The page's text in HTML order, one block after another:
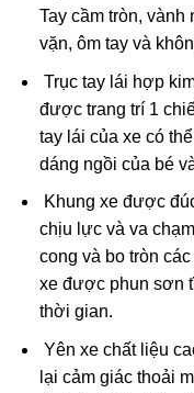
Tay cầm tròn,
vặn, ôm tay và
Trục tay lái hợp
được trang trí 1
tay lái của xe có
dáng ngồi của bé
Khung xe được
chịu lực và va
cong và bo tròn
xe được phun sơn
thời gian.
Yên xe chất liệu
lại cảm giác thoải